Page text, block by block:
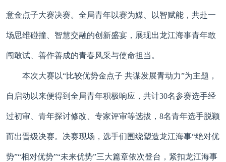
意金点子大赛决赛。全局青年以赛为媒、以智赋能，共赴一
场思维碰撞、智慧交融的创新盛宴，展现出龙江海事青年敢
闯敢试、善作善成的青春风采与使命担当。
本次大赛以“比较优势金点子 共谋发展青动力”为主题，
自启动以来便得到全局青年积极响应，共计30名参赛选手经
过初审、青年探讨修改、专家评审等选拔，8名青年选手脱颖
而出晋级决赛。决赛现场，选手们围绕塑造龙江海事“绝对优
势”“相对优势”“未来优势”三大篇章依次登台，紧扣龙江海事